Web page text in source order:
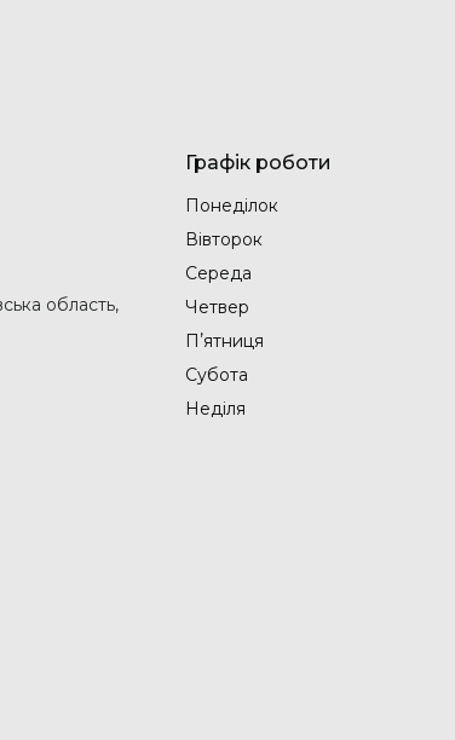
область,
Графік роботи
Понеділок
Вівторок
Середа
Четвер
Пʼятниця
Субота
Неділя